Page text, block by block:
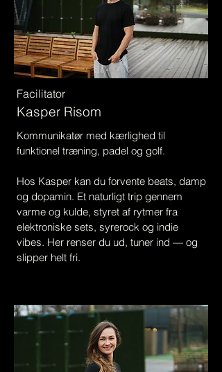
Facilitator
Kasper Risom
Kommunikatør med ​kærlighed til
funktionel træning, padel og golf.
Hos Kasper kan du forvente beats, damp
og dopamin. Et naturligt trip gennem
varme og kulde, styret af rytmer fra
elektroniske sets, syrerock og indie
vibes. Her renser du ud, tuner ind — og
slipper helt fri.